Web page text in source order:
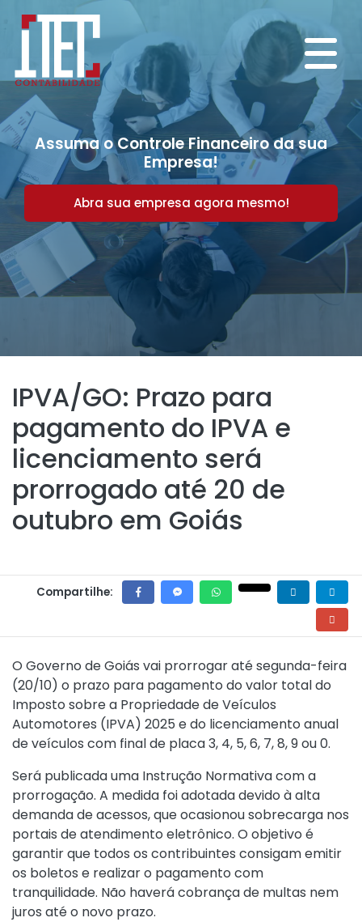
Assuma o Controle Financeiro da sua
Empresa!
Abra sua empresa agora mesmo!
IPVA/GO: Prazo para
pagamento do IPVA e
licenciamento será
prorrogado até 20 de
outubro em Goiás
Compartilhe:
O Governo de Goiás vai prorrogar até segunda-feira
(20/10) o prazo para pagamento do valor total do
Imposto sobre a Propriedade de Veículos
Automotores (IPVA) 2025 e do licenciamento anual
de veículos com final de placa 3, 4, 5, 6, 7, 8, 9 ou 0.
Será publicada uma Instrução Normativa com a
prorrogação. A medida foi adotada devido à alta
demanda de acessos, que ocasionou sobrecarga nos
portais de atendimento eletrônico. O objetivo é
garantir que todos os contribuintes consigam emitir
os boletos e realizar o pagamento com
tranquilidade. Não haverá cobrança de multas nem
juros até o novo prazo.